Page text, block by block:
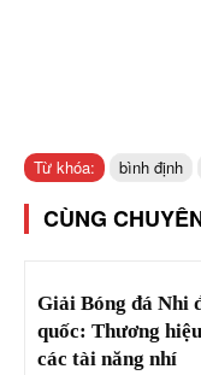
Từ khóa: bình định
CÙNG
Giải Bóng đá Nhi
quốc: Thương
các tài năng nhí